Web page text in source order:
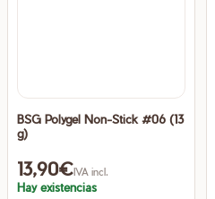
BSG Polygel Non-Stick #06 (13
g)
13,90€IVA incl.
Hay existencias